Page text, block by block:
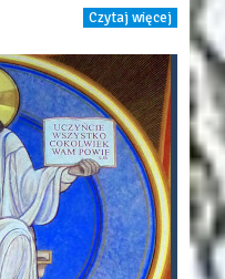
Czytaj więcej